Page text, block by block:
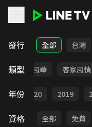
LINE TV - 戲劇
發行 全部 台灣
類型台語風華 客家風情
年份 2020 2019
資格 全部 免費